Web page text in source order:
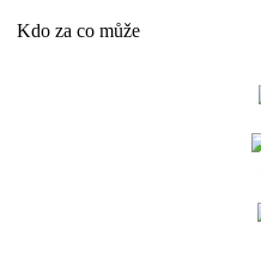
Kdo za co může